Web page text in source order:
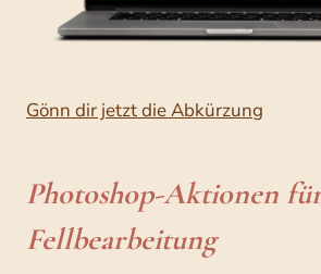
Gönn dir jetzt die Abkürzung
Photoshop-Aktionen
Fellbearbeitung